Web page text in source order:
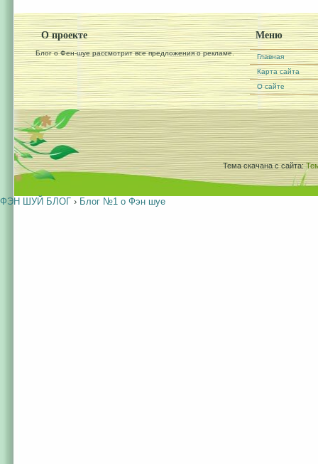
О проекте
Блог о Фен-шуе рассмотрит все предложения о рекламе.
Меню
Главная
Карта сайта
О сайте
Тема скачана с сайта:
ФЭН ШУЙ БЛОГ › Блог №1 о Фэн шуе